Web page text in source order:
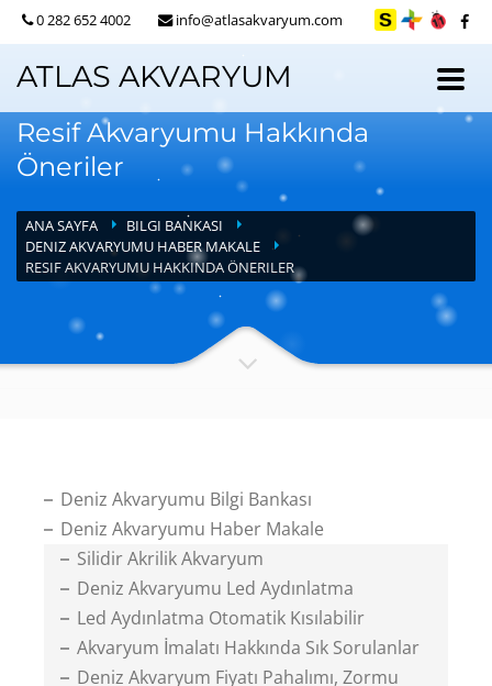
0 282 652 4002 info@atlasakvaryum.com
ATLAS AKVARYUM
Resif Akvaryumu Hakkında
Öneriler
ANA SAYFA
BILGI BANKASI
DENIZ AKVARYUMU HABER MAKALE
RESIF AKVARYUMU HAKKINDA ÖNERILER
Deniz Akvaryumu Bilgi Bankası
Deniz Akvaryumu Haber Makale
Silidir Akrilik Akvaryum
Deniz Akvaryumu Led Aydınlatma
Led Aydınlatma Otomatik Kısılabilir
Akvaryum İmalatı Hakkında Sık Sorulanlar
Deniz Akvaryum Fiyatı Pahalımı, Zormu